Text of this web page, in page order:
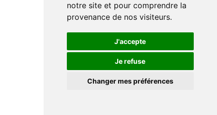
notre site et pour comprendre la
provenance de nos visiteurs.
J'accepte
Je refuse
Changer mes préférences